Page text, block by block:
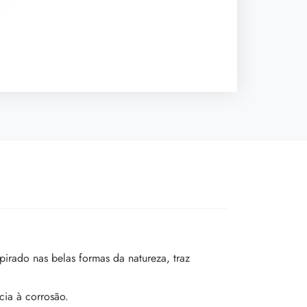
nas belas formas da natureza, traz
à corrosão.